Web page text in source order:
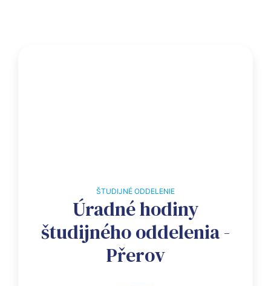
ŠTUDIJNÉ ODDELENIE
Úradné hodiny
študijného oddelenia -
Přerov